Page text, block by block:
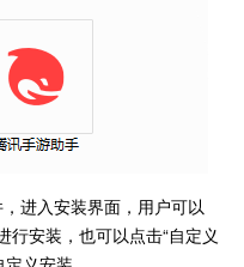
进入安装界面，用户可以
行安装，也可以点击“自定义